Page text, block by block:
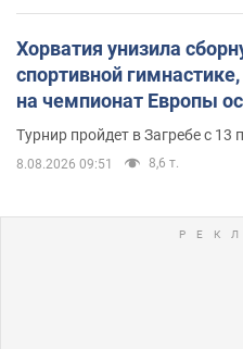
Хорватия унизила
спортивной
на чемпионат Европы
Турнир пройдет в Загребе с 13
8.08.2026 09:51 8,6 т.